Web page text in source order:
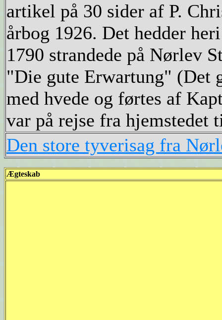
artikel på 30 sider af P.
årbog 1926. Det hedder
1790 strandede på Nørlev
"Die gute Erwartung" (Det
med hvede og førtes af
var på rejse fra hjemstedet
Den store tyverisag fra
Ægteskab